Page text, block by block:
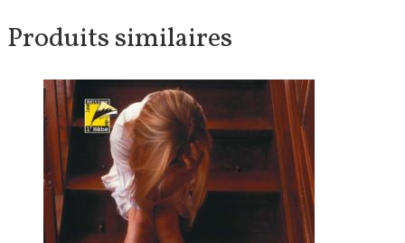
Produits similaires